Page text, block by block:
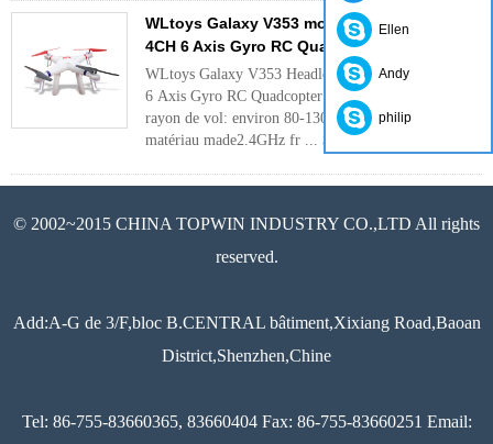
WLtoys Galaxy V353 mode Headless 2.4G
4CH 6 Axis Gyro RC Quadcopter REH66V353
WLtoys Galaxy V353 Headless mode 2.4G 4CH
6 Axis Gyro RC Quadcopter REH66V353 Fonction
rayon de vol: environ 80-130 meterDurable
matériau made2.4GHz fr ... Suite
© 2002~2015 CHINA TOPWIN INDUSTRY CO.,LTD All rights
reserved.
Add:A-G de 3/F,bloc B.CENTRAL bâtiment,Xixiang Road,Baoan
District,Shenzhen,Chine
Tel: 86-755-83660365, 83660404 Fax: 86-755-83660251 Email:
Ellen
Andy
philip